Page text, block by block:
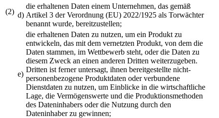
(2) d)
die erhaltenen Daten einem Unternehmen, das gemäß
Artikel 3 der Verordnung (EU) 2022/1925 als Torwächter
benannt wurde, bereitzustellen;
e)
die erhaltenen Daten zu nutzen, um ein Produkt zu
entwickeln, das mit dem vernetzten Produkt, von dem die
Daten stammen, im Wettbewerb steht, oder die Daten zu
diesem Zweck an einen anderen Dritten weiterzugeben.
Dritten ist ferner untersagt, ihnen bereitgestellte nicht-
personenbezogene Produktdaten oder verbundene
Dienstdaten zu nutzen, um Einblicke in die wirtschaftliche
Lage, die Vermögenswerte und die Produktionsmethoden
des Dateninhabers oder die Nutzung durch den
Dateninhaber zu gewinnen;